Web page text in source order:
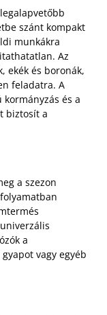
szánt kompakt
munkákra
Az
ekék és boronák,
feladatra. A
kormányzás és a
biztosít a
a szezon
a
vagy egyéb